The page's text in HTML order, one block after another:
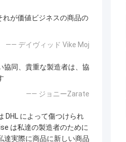
れが価値ビジネスの商品の
—— デイヴィッド Vike Moj
協同、貴重な製造者は、協
—— ジョニーZarate
DHL によって傷つけられ
は私達の製造者のために
達実際に商品に新しい商品